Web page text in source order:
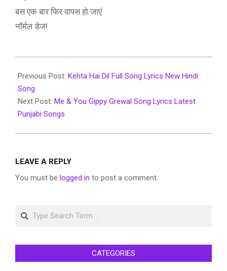
बस एक बार फिर वापस हो जाएं
नॉर्मल डेज!
12-
07
Previous Post: Kehta Hai Dil Full Song Lyrics New Hindi
Song
Next Post: Me & You Gippy Grewal Song Lyrics Latest
Punjabi Songs
LEAVE A REPLY
You must be logged in to post a comment.
CATEGORIES